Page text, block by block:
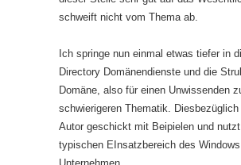
schweift nicht vom Thema ab.
Ich springe nun einmal etwas tiefer in
Directory Domänendienste und die
Domäne, also für einen Unwissenden
schwierigeren Thematik.
Autor geschickt mit Beipielen und
typischen EInsatzbereich des